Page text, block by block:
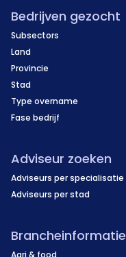
Bedrijven gezocht
Subsectors
Land
Provincie
Stad
Type overname
Fase bedrijf
Adviseur zoeken
Adviseurs per specialisatie
Adviseurs per stad
Brancheinformatie
Agri & food